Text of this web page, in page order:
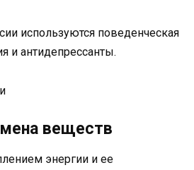
используются поведенческая
и антидепрессанты.
веществ
энергии и ее